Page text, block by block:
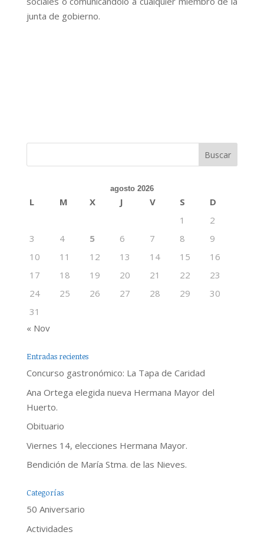
junta de gobierno.
agosto 2026
L M X J V S
D
1
2
3
4 5 6 7 8
9
10
11 12 13 14 15
16
17
18 19 20 21 22
23
24
25 26 27 28 29
30
31
« Nov
Entradas recientes
Concurso gastronómico: La Tapa de Caridad
Ana Ortega elegida nueva Hermana Mayor del
Huerto.
Obituario
Viernes 14, elecciones Hermana Mayor.
Bendición de María Stma. de las Nieves.
Categorías
50 Aniversario
Actividades